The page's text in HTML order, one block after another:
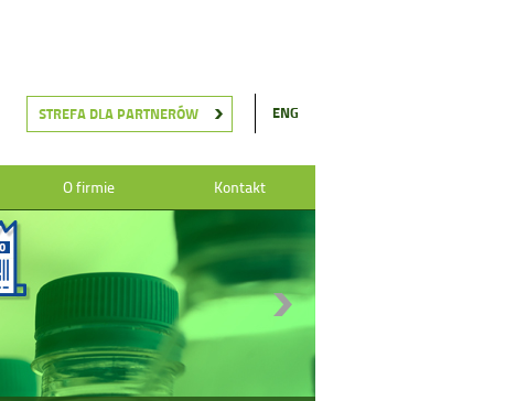
STREFA DLA PARTNERÓW ENG
O firmie Kontakt